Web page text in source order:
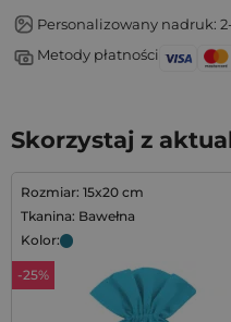
Personalizowany nadruk:
Metody płatności
Skorzystaj z
Rozmiar: 15x20 cm
Tkanina: Bawełna
Kolor:
-25%